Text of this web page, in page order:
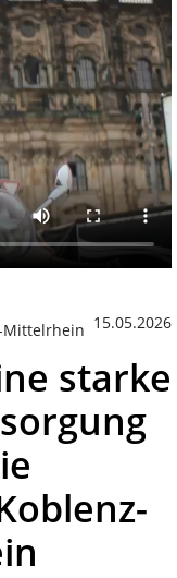
Mittelrhein 15.05.2026
starke